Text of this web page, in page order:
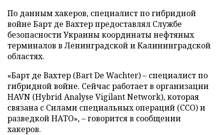
По данным хакеров, специалист по гибридной
войне Барт де Вахтер предоставлял Службе
безопасности Украины координаты нефтяных
терминалов в Ленинградской и Калининградской
областях.
«Барт де Вахтер (Bart De Wachter) – специалист по
гибридной войне. Сейчас работает в организации
HAVN (Hybrid Analyse Vigilant Network), которая
связана с Силами специальных операций (ССО) и
разведкой НАТО», – говорится в сообщении
хакеров.